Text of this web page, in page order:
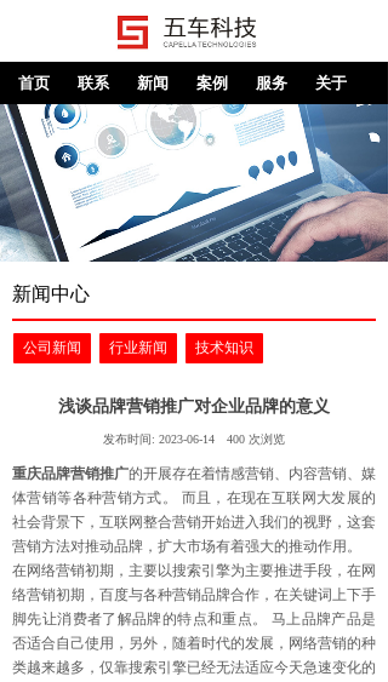
首页 联系 新闻 案例 服务 关于
新闻中心
公司新闻 行业新闻 技术知识
浅谈品牌营销推广对企业品牌的意义
发布时间: 2023-06-14 400 次浏览
重庆品牌营销推广的开展存在着情感营销、内容营销、媒
体营销等各种营销方式。 而且，在现在互联网大发展的
社会背景下，互联网整合营销开始进入我们的视野，这套
营销方法对推动品牌，扩大市场有着强大的推动作用。
在网络营销初期，主要以搜索引擎为主要推进手段，在网
络营销初期，百度与各种营销品牌合作，在关键词上下手
脚先让消费者了解品牌的特点和重点。 马上品牌产品是
否适合自己使用，另外，随着时代的发展，网络营销的种
类越来越多，仅靠搜索引擎已经无法适应今天急速变化的